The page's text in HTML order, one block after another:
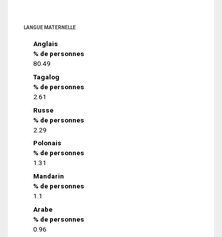
LANGUE MATERNELLE
Anglais
% de personnes
80.49
Tagalog
% de personnes
2.61
Russe
% de personnes
2.29
Polonais
% de personnes
1.31
Mandarin
% de personnes
1.1
Arabe
% de personnes
0.96